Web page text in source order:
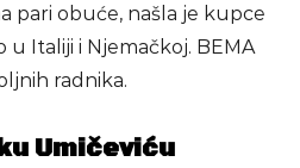
pari obuće, našla je kupce
u Italiji i Njemačkoj. BEMA
radnika.
Umičeviću